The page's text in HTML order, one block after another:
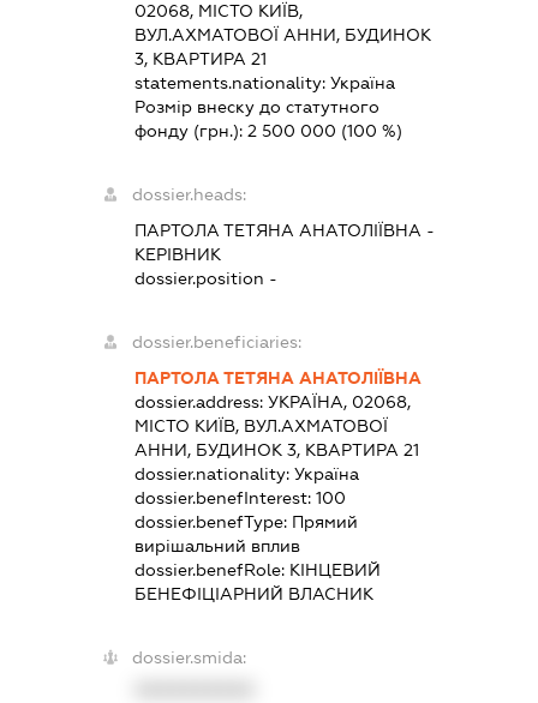
02068, МІСТО КИЇВ,
ВУЛ.АХМАТОВОЇ АННИ, БУДИНОК
3, КВАРТИРА 21
statements.nationality: Україна
Розмір внеску до статутного
фонду (грн.): 2 500 000 (100 %)
dossier.heads:
ПАРТОЛА ТЕТЯНА АНАТОЛІЇВНА -
КЕРІВНИК
dossier.position -
dossier.beneficiaries:
ПАРТОЛА ТЕТЯНА АНАТОЛІЇВНА
dossier.address: УКРАЇНА, 02068,
МІСТО КИЇВ, ВУЛ.АХМАТОВОЇ
АННИ, БУДИНОК 3, КВАРТИРА 21
dossier.nationality: Україна
dossier.benefInterest: 100
dossier.benefType: Прямий
вирішальний вплив
dossier.benefRole: КІНЦЕВИЙ
БЕНЕФІЦІАРНИЙ ВЛАСНИК
dossier.smida: